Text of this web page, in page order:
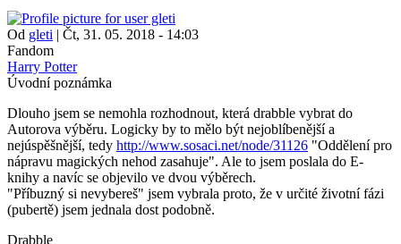
Od gleti | Čt, 31. 05. 2018 - 14:03
Fandom
Harry Potter
Úvodní poznámka
Dlouho jsem se nemohla rozhodnout, která drabble vybrat do
Autorova výběru. Logicky by to mělo být nejoblíbenější a
nejúspěšnější, tedy http://www.sosaci.net/node/31126 "Oddělení pro
nápravu magických nehod zasahuje". Ale to jsem poslala do E-
knihy a navíc se objevilo ve dvou výběrech.
"Příbuzný si nevybereš" jsem vybrala proto, že v určité životní fázi
(pubertě) jsem jednala dost podobně.
Drabble